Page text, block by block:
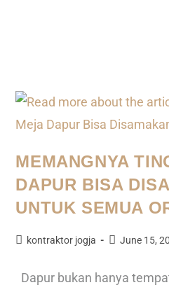
MEMANGNYA
DAPUR BISA
UNTUK SEMUA
kontraktor jogja June 15,
Dapur bukan hanya